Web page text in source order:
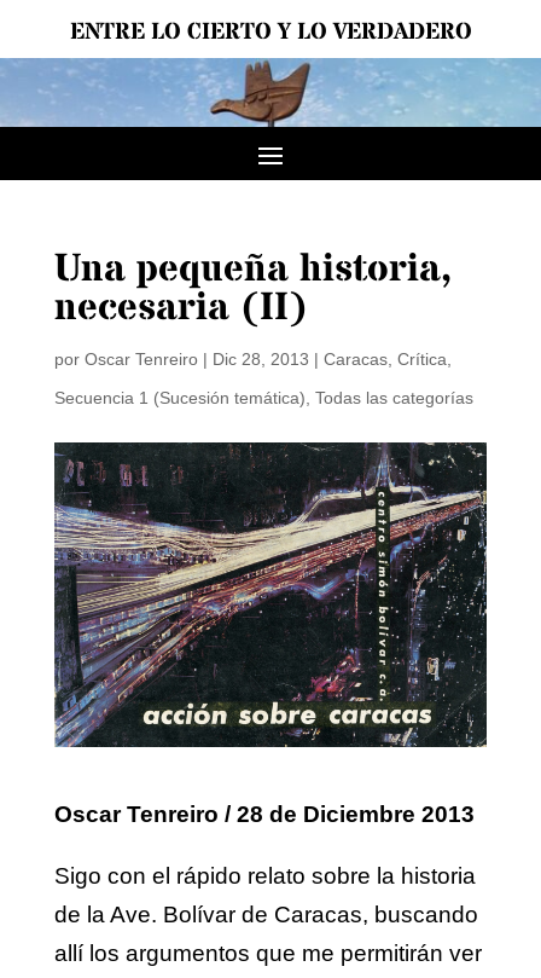
ENTRE LO CIERTO Y LO VERDADERO
Una pequeña historia,
necesaria (II)
por Oscar Tenreiro| Dic 28, 2013 | Caracas, Crítica
Secuencia 1 (Sucesión temática) Todas las categorías
Oscar Tenreiro / 28 de Diciembre 2013
Sigo con el rápido relato sobre la historia
de la Ave. Bolívar de Caracas, buscando
allí los argumentos que me permitirán ver